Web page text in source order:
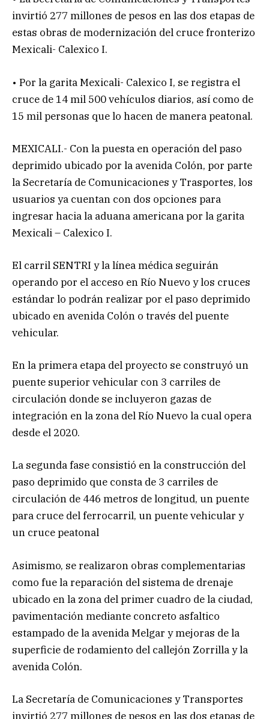
invirtió 277 millones de pesos en las dos etapas de
estas obras de modernización del cruce fronterizo
Mexicali- Calexico I.
• Por la garita Mexicali- Calexico I, se registra el
cruce de 14 mil 500 vehículos diarios, así como de
15 mil personas que lo hacen de manera peatonal.
MEXICALI.- Con la puesta en operación del paso
deprimido ubicado por la avenida Colón, por parte
la Secretaría de Comunicaciones y Trasportes, los
usuarios ya cuentan con dos opciones para
ingresar hacia la aduana americana por la garita
Mexicali – Calexico I.
El carril SENTRI y la línea médica seguirán
operando por el acceso en Río Nuevo y los cruces
estándar lo podrán realizar por el paso deprimido
ubicado en avenida Colón o través del puente
vehicular.
En la primera etapa del proyecto se construyó un
puente superior vehicular con 3 carriles de
circulación donde se incluyeron gazas de
integración en la zona del Río Nuevo la cual opera
desde el 2020.
La segunda fase consistió en la construcción del
paso deprimido que consta de 3 carriles de
circulación de 446 metros de longitud, un puente
para cruce del ferrocarril, un puente vehicular y
un cruce peatonal
Asimismo, se realizaron obras complementarias
como fue la reparación del sistema de drenaje
ubicado en la zona del primer cuadro de la ciudad,
pavimentación mediante concreto asfaltico
estampado de la avenida Melgar y mejoras de la
superficie de rodamiento del callejón Zorrilla y la
avenida Colón.
La Secretaría de Comunicaciones y Transportes
invirtió 277 millones de pesos en las dos etapas de